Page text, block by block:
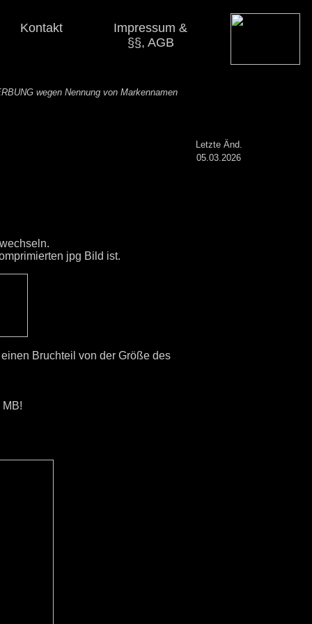
Kontakt
Impressum &
§§, AGB
wegen Nennung von Markennamen
Letzte Änd.
05.03.2026
jpg Bild ist.
Bruchteil von der Größe des